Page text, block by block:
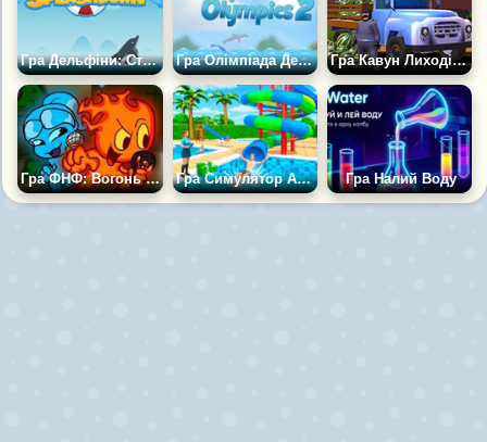
Гра Дельфіни: Стрибки у воду Гра Олімпіада Дельфінів 2 Гра Кавун Лиходій 2
Гра ФНФ: Вогонь і Вода Гра Симулятор Аквапарку Гра Налий Воду